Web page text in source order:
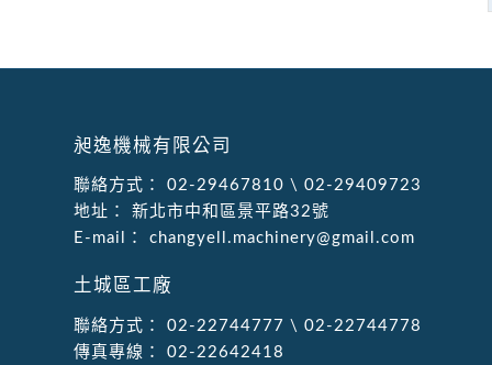
昶逸機械有限公司
聯絡方式： 02-29467810 \ 02-29409723
地址：
新北市中和區景平路32號
E-mail：
changyell.machinery@gmail.com
土城區工廠
聯絡方式： 02-22744777 \ 02-22744778
傳真專線：
02-22642418